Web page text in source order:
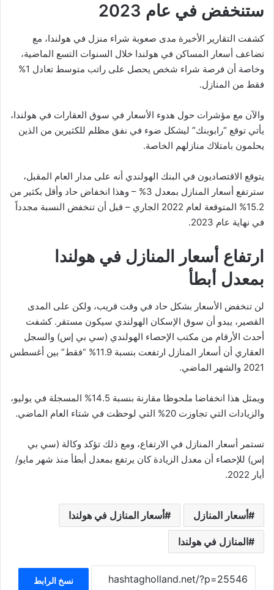
ستنخفض في عام 2023
كشفت التقارير الأخيرة مدى صعوبة شراء منزل في هولندا، مع
تضاعف أسعار المساكن في هولندا خلال السنوات التسع الماضية،
وخاصة أن فرصة شراء شخص يحصل على راتب متوسط تعادل 1%
فقط من المنازل.
والآن مع مؤشرات حول هدوء الأسعار في سوق العقارات في هولندا،
يأتي توقع “رابوبنك” ليشكل ضوء في نفق مظلم للكثيرين من الذين
يحلمون بامتلاك منازلهم الخاصة.
يتوقع الاقتصاديون في البنك الهولندي أنه على مدار العام المقبل،
سترتفع أسعار المنازل بمعدل 3% – وهذا انخفاض حاد وأقل بكثير من
15.2% المتوقعة لعام 2022 الجاري – قبل أن تنخفض النسبة مجدداً
في نهاية عام 2023.
ارتفاع أسعار المنازل في هولندا
بمعدل أبطأ
لن تنخفض الأسعار بشكل حاد في وقت قريب، ولكن على المدى
القصير، يبدو أن سوق الإسكان الهولندي سيكون مستقر. كشفت
أحدث الأرقام من مكتب الإحصاء الهولندي (سي بي إس) والسجل
العقاري أن أسعار المنازل ارتفعت بنسبة 11.9% “فقط” بين أغسطس
2021 والشهر الماضي.
ويمثل هذا انخفاضا ملحوظا مقارنة بنسبة 14.5% المسجلة في يوليو،
والزيادات التي تجاوزت 20% التي لوحظت في شتاء العام الماضي.
تستمر أسعار المنازل في الارتفاع، ومع ذلك تؤكد وكالة (سي بي
إس) للإحصاء أن معدل الزيادة كان يرتفع بمعدل أبطأ منذ شهر مايو/
أيار 2022.
أسعار المنازل أسعار المنازل في هولندا
المنازل في هولندا
نسخ الرابط